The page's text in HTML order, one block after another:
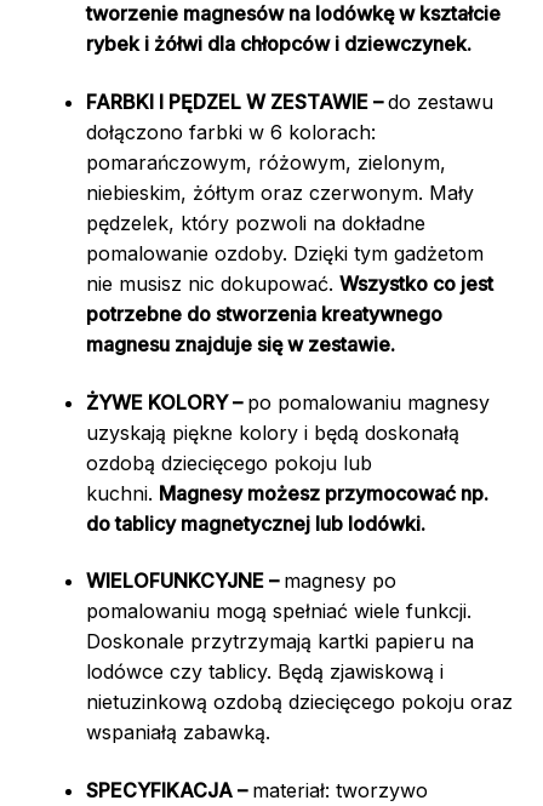
tworzenie magnesów na lodówkę w kształcie
rybek i żółwi dla chłopców i dziewczynek.
FARBKI I PĘDZEL W ZESTAWIE –do zestawu
dołączono farbki w 6 kolorach:
pomarańczowym, różowym, zielonym,
niebieskim, żółtym oraz czerwonym. Mały
pędzelek, który pozwoli na dokładne
pomalowanie ozdoby. Dzięki tym gadżetom
nie musisz nic dokupować. Wszystko co jest
potrzebne do stworzenia kreatywnego
magnesu znajduje się w zestawie.
ŻYWE KOLORY – po pomalowaniu magnesy
uzyskają piękne kolory i będą doskonałą
ozdobą dziecięcego pokoju lub
kuchni. Magnesy możesz przymocować np.
do tablicy magnetycznej lub lodówki.
WIELOFUNKCYJNE – magnesy po
pomalowaniu mogą spełniać wiele funkcji.
Doskonale przytrzymają kartki papieru na
lodówce czy tablicy. Będą zjawiskową i
nietuzinkową ozdobą dziecięcego pokoju oraz
wspaniałą zabawką.
SPECYFIKACJA – materiał: tworzywo